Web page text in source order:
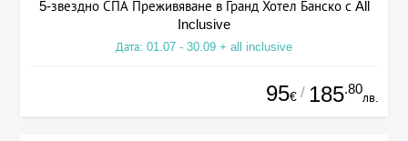
5-звездно СПА Преживяване в Гранд Хотел Банско с All
Inclusive
Дата: 01.07 - 30.09 + all inclusive
95€ / 185.80
лв.